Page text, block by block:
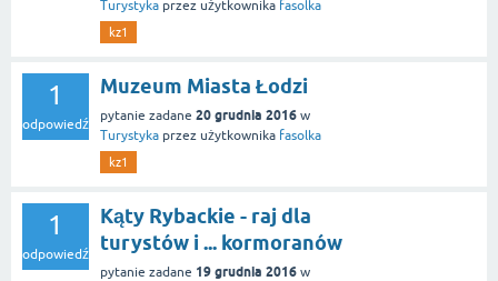
Turystyka przez użytkownika fasolka
kz1
1
odpowiedź
Muzeum Miasta Łodzi
pytanie zadane 20 grudnia 2016 w
Turystyka przez użytkownika fasolka
kz1
1
odpowiedź
Kąty Rybackie - raj dla
turystów i ... kormoranów
pytanie zadane 19 grudnia 2016 w